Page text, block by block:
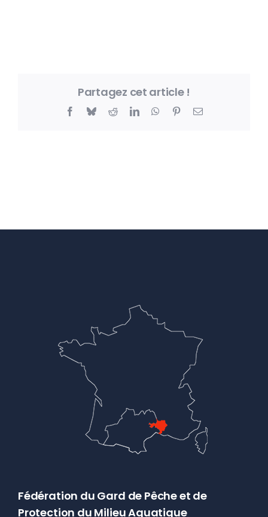
Partagez cet article !
Facebook
BlueskyRedditLinkedInWhatsApp
PinterestEmail
Fédération du Gard de Pêche et de
Protection du Milieu Aquatique